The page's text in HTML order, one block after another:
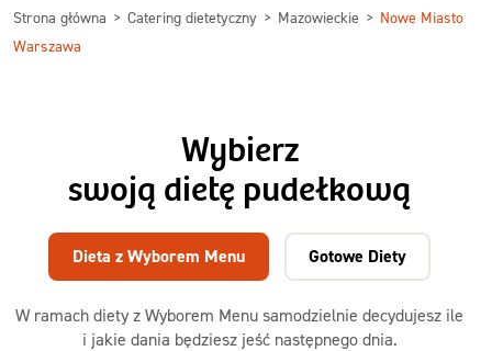
Strona główna Catering dietetyczny Mazowieckie
Nowe Miasto
Warszawa
Wybierz
swoją dietę pudełkową
W ramach diety z Wyborem Menu samodzielnie decydujesz ile
i jakie dania będziesz jeść następnego dnia.
Dieta z Wyborem Menu Gotowe Diety